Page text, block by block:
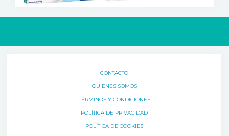
CONTACTO
QUIÉNES SOMOS
TÉRMINOS Y CONDICIONES
POLÍTICA DE PRIVACIDAD
POLÍTICA DE COOKIES